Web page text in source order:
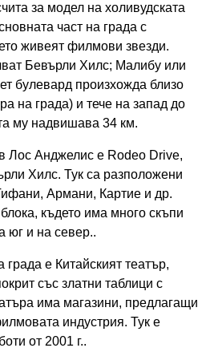
за модел на холивудската
част на града с
живеят филмови звезди.
Бевърли Хилс; Малибу или
булевард произхожда близо
на града) и тече на запад до
му надвишава 34 км.
Лос Анджелис е Rodeo Drive,
Хилс. Тук са разположени
Армани, Картие и др.
където има много скъпи
юг и на север..
е Китайският театър,
със златни таблици с
има магазини, предлагащи
индустрия. Тук е
от 2001 г..